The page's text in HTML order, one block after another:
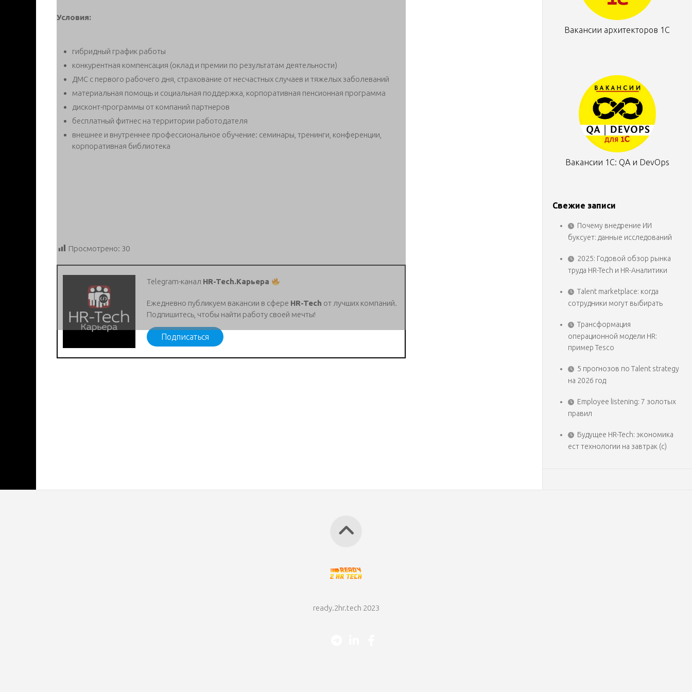
Условия:
гибридный график работы
конкурентная компенсация (оклад и премии по результатам деятельности)
ДМС c первого рабочего дня, страхование от несчастных случаев и тяжелых заболеваний
материальная помощь и социальная поддержка, корпоративная пенсионная программа
дисконт-программы от компаний партнеров
бесплатный фитнес на территории работодателя
внешнее и внутреннее профессиональное обучение: семинары, тренинги, конференции,
корпоративная библиотека
Просмотрено: 30
Telegram-канал HR-Tech.Карьера
Ежедневно публикуем вакансии в сфере HR-Tech от лучших компаний.
Подпишитесь, чтобы найти работу своей мечты!
Подписаться
Вакансии архитекторов 1С
Вакансии 1С: QA и DevOps
Свежие записи
Почему внедрение ИИ
буксует: данные исследований
2025: Годовой обзор рынка
труда HR-Tech и HR-Аналитики
Talent marketplace: когда
сотрудники могут выбирать
Трансформация
операционной модели HR:
пример Tesco
5 прогнозов по Talent strategy
на 2026 год
Employee listening: 7 золотых
правил
Будущее HR-Tech: экономика
ест технологии на завтрак (с)
ready.2hr.tech 2023